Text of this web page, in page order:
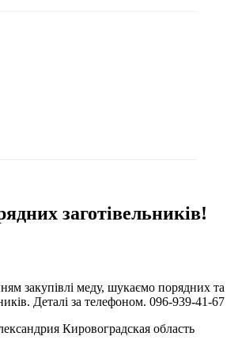
заготівельників!
закупівлі меду, шукаємо порядних та
Деталі за телефоном. 096-939-41-67
Кировоградская область